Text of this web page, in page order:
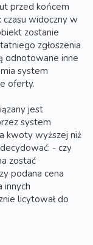
przed końcem
czasu widoczny w
zostanie
zgłoszenia
odnotowane inne
system
oferty.
jest
system
kwoty wyższej niż
- czy
zostać
podana cena
innych
licytował do